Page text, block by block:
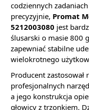
codziennych
precyzyjnie, Promat
5212003080 jest
ślusarski o masie 800
zapewniać stabilne
wielokrotnego
Producent
profesjonalnych
a jego konstrukcja
głowicy z trzonkiem.